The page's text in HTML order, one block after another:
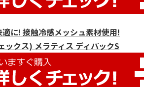
に! 接触冷感メッシュ素材使用!
ックス) メラティス ディパックS